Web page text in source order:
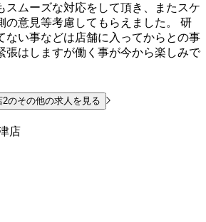
スムーズな対応をして頂き、またスケ
の意見等考慮してもらえました。 研
ない事などは店舗に入ってからとの事
張はしますが働く事が今から楽しみで
のその他の求人を見る
店